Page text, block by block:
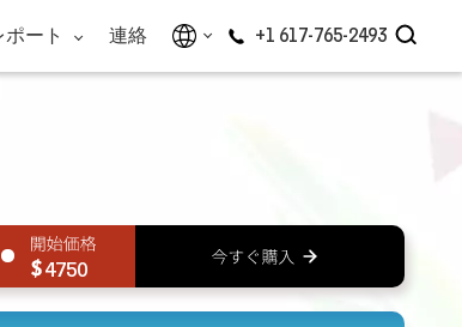
ポート 連絡 +1 617-765-2493
4750